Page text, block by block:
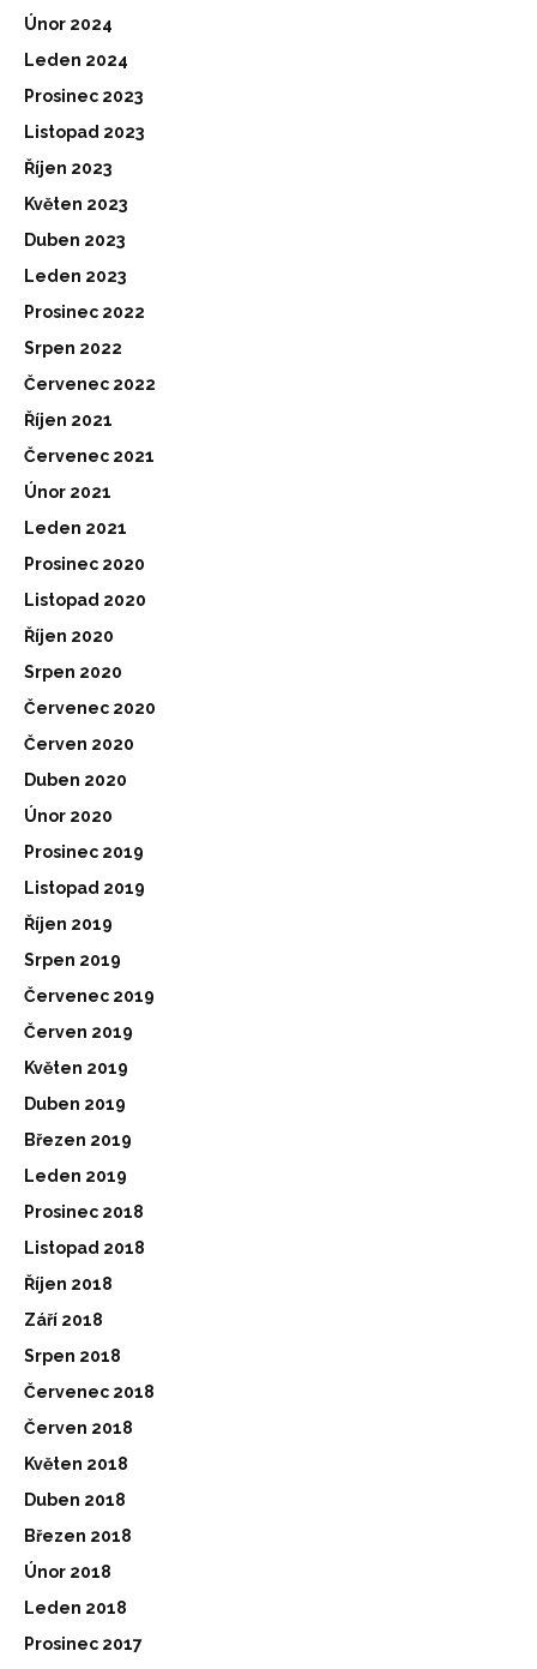
Únor 2024
Leden 2024
Prosinec 2023
Listopad 2023
Říjen 2023
Květen 2023
Duben 2023
Leden 2023
Prosinec 2022
Srpen 2022
Červenec 2022
Říjen 2021
Červenec 2021
Únor 2021
Leden 2021
Prosinec 2020
Listopad 2020
Říjen 2020
Srpen 2020
Červenec 2020
Červen 2020
Duben 2020
Únor 2020
Prosinec 2019
Listopad 2019
Říjen 2019
Srpen 2019
Červenec 2019
Červen 2019
Květen 2019
Duben 2019
Březen 2019
Leden 2019
Prosinec 2018
Listopad 2018
Říjen 2018
Září 2018
Srpen 2018
Červenec 2018
Červen 2018
Květen 2018
Duben 2018
Březen 2018
Únor 2018
Leden 2018
Prosinec 2017